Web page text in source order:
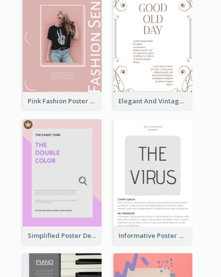
Pink Fashion Poster Design With Clear Description Elegant And Vintage Brown Poster
Simplified Poster Design In Pink Colour Tone Informative Poster With Strong Title